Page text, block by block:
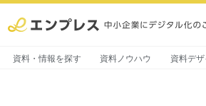
資料・情報を探す 資料ノウハウ 資料デ